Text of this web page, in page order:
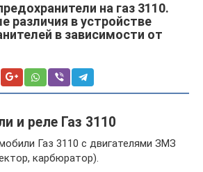
на газ 3110.
различия в устройстве
в зависимости от
и реле Газ 3110
Газ 3110 с двигателями ЗМЗ
карбюратор).